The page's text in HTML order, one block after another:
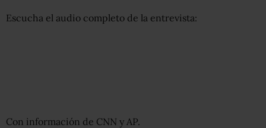
Escucha el audio completo de la entrevista:
Con información de CNN y AP.